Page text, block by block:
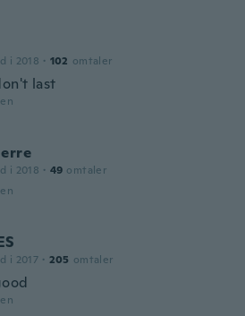
i 2018 · 102 omtaler
last
i 2018 · 49 omtaler
i 2017 · 205 omtaler